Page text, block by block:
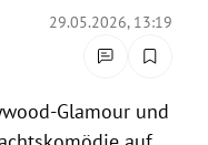
29.05.2026, 13:19
Glamour und